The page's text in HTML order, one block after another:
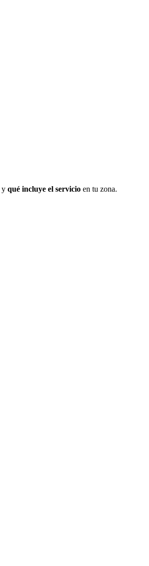
y qué incluye el servicio en tu zona.